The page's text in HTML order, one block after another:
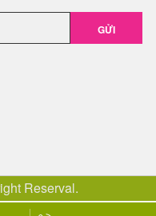
GỬI
Reserval.